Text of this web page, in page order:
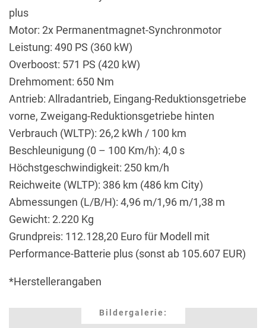
plus
Motor: 2x Permanentmagnet-Synchronmotor
Leistung: 490 PS (360 kW)
Overboost: 571 PS (420 kW)
Drehmoment: 650 Nm
Antrieb: Allradantrieb, Eingang-Reduktionsgetriebe
vorne, Zweigang-Reduktionsgetriebe hinten
Verbrauch (WLTP): 26,2 kWh / 100 km
Beschleunigung (0 – 100 Km/h): 4,0 s
Höchstgeschwindigkeit: 250 km/h
Reichweite (WLTP): 386 km (486 km City)
Abmessungen (L/B/H): 4,96 m/1,96 m/1,38 m
Gewicht: 2.220 Kg
Grundpreis: 112.128,20 Euro für Modell mit
Performance-Batterie plus (sonst ab 105.607 EUR)
*Herstellerangaben
Bildergalerie: